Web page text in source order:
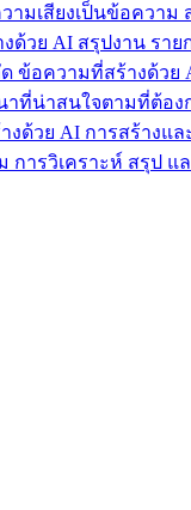
วามเสียงเป็นข้อควา
ด้วย AI สรุปงาน รา
ด ข้อความที่สร้างด้ว
าที่น่าสนใจตามที่ต้อ
างด้วย AI การสร้าง
การวิเคราะห์ สรุป